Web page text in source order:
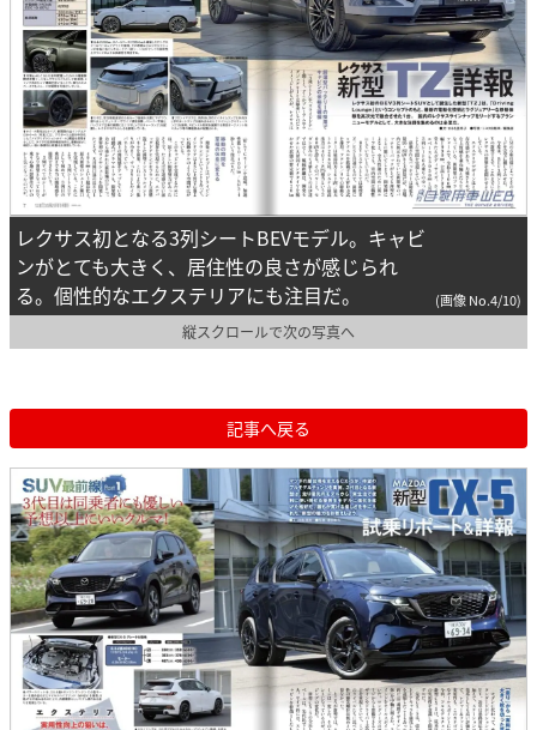
レクサス初となる3列シートBEVモデル。キャビ
ンがとても大きく、居住性の良さが感じられ
る。個性的なエクステリアにも注目だ。
(画像 No.4/10)
縦スクロールで次の写真へ
記事へ戻る